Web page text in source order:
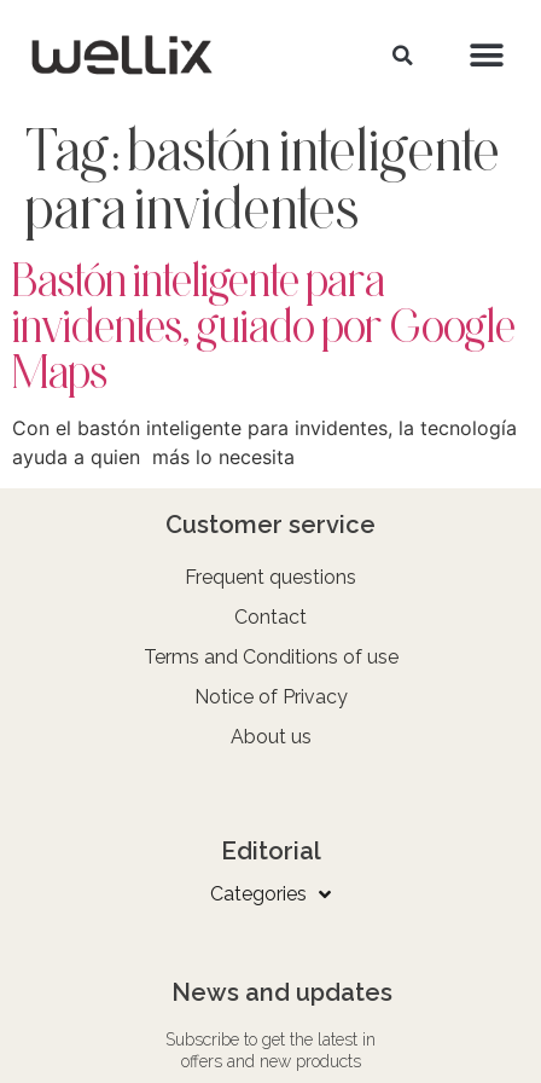
Tag:bastón inteligente
para invidentes
Bastón inteligente para
invidentes, guiado por Google
Maps
Con el bastón inteligente para invidentes, la tecnología
ayuda a quien más lo necesita
Customer service
Frequent questions
Contact
Terms and Conditions of use
Notice of Privacy
About us
Editorial
Categories
News and updates
Subscribe to get the latest in
offers and new products